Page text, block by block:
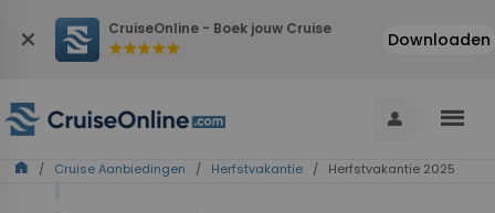
close CruiseOnline - Boek jouw Cruise
starstarstarstarstar Downloaden
person menu
home / Cruise Aanbiedingen / Herfstvakantie / Herfstvakantie 2025